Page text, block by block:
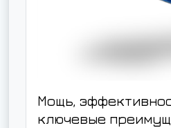
Мощь,
ключевые